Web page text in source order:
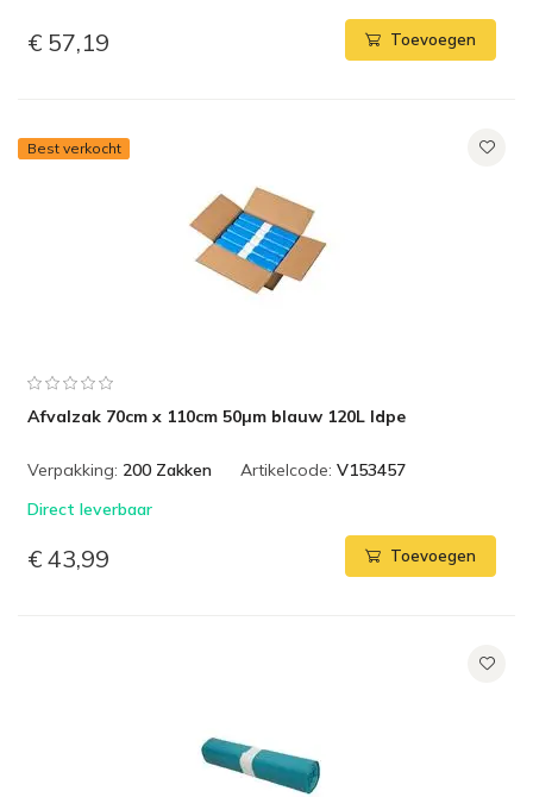
€ 57,19 Toevoegen
Best verkocht
Afvalzak 70cm x 110cm 50µm blauw 120L ldpe
Verpakking: 200 Zakken Artikelcode: V153457
Direct leverbaar
€ 43,99 Toevoegen